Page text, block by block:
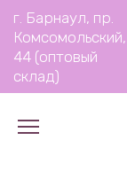
Перейти
содержанию
г. Барнаул, пр.
Комсомольский,
44 (оптовый
склад)